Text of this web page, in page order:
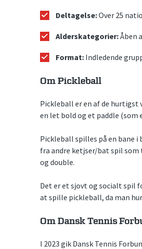
Deltagelse:Over 25
Alderskategorier:Åben
Format: Indledende
Om Pickleball
Pickleball er en af de hurtigst
en let bold og et paddle (som
Pickleball spilles på en bane
fra andre ketjser/bat spil som
og double.
Det er et sjovt og socialt spil
at spille pickleball, da man
Om Dansk Tennis
I 2023 gik Dansk Tennis